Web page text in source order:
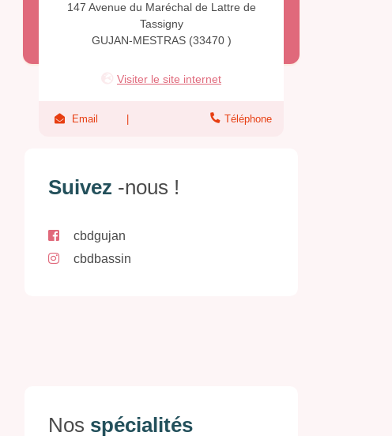
147 Avenue du Maréchal de Lattre de
Tassigny
GUJAN-MESTRAS (33470 )
Visiter le site internet
Email Téléphone
Suivez -nous !
cbdgujan
cbdbassin
Nos spécialités